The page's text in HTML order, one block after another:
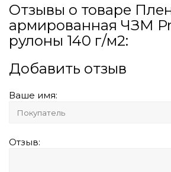
Отзывы о товаре
армированная ЧЗМ
рулоны 140 г/м2:
Добавить отзыв
Ваше имя:
Отзыв: